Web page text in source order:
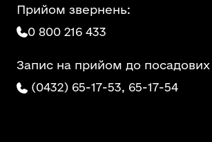
Прийом звернень:
0 800 216 433
Запис на прийом до посадових
(0432) 65-17-53, 65-17-54